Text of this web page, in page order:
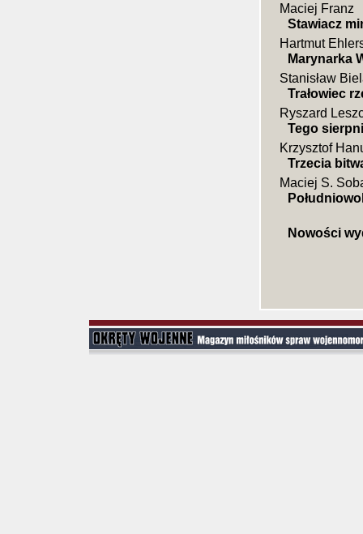
Maciej Franz
Stawiacz
Hartmut
Marynarka
Stanisław
Trałowiec
Ryszard
Tego
Krzysztof
Trzecia
Maciej S.
Nowości